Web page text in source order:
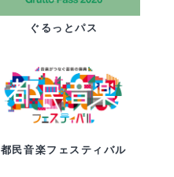
ぐるっとパス
都民音楽フェスティバル